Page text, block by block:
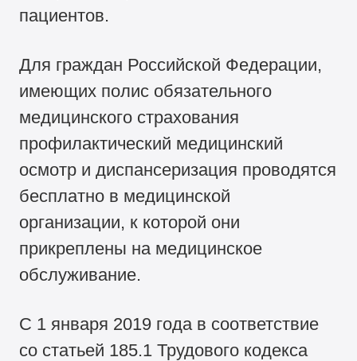
пациентов.
Для граждан Российской Федерации,
имеющих полис обязательного
медицинского страхования
профилактический медицинский
осмотр и диспансеризация проводятся
бесплатно в медицинской
организации, к которой они
прикреплены на медицинское
обслуживание.
С 1 января 2019 года в соответствие
со статьей 185.1 Трудового кодекса